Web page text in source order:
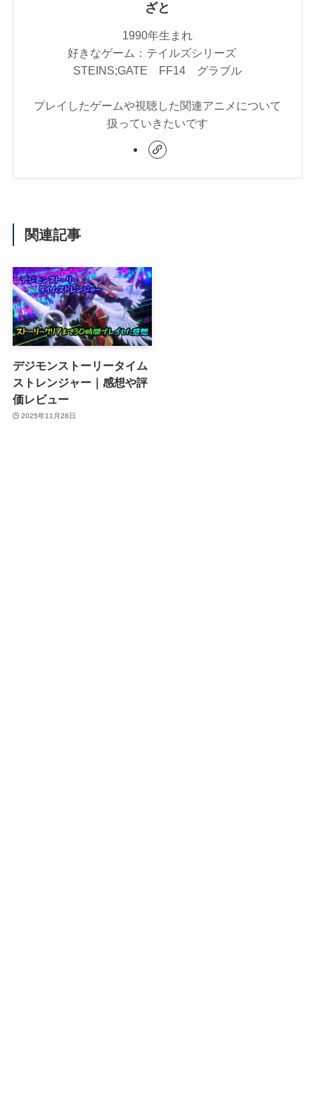
ざと
1990年生まれ
好きなゲーム：テイルズシリーズ
STEINS;GATE FF14 グラブル
プレイしたゲームや視聴した関連アニメについて
扱っていきたいです
関連記事
デジモンストーリータイム
ストレンジャー｜感想や評
価レビュー
2025年11月28日